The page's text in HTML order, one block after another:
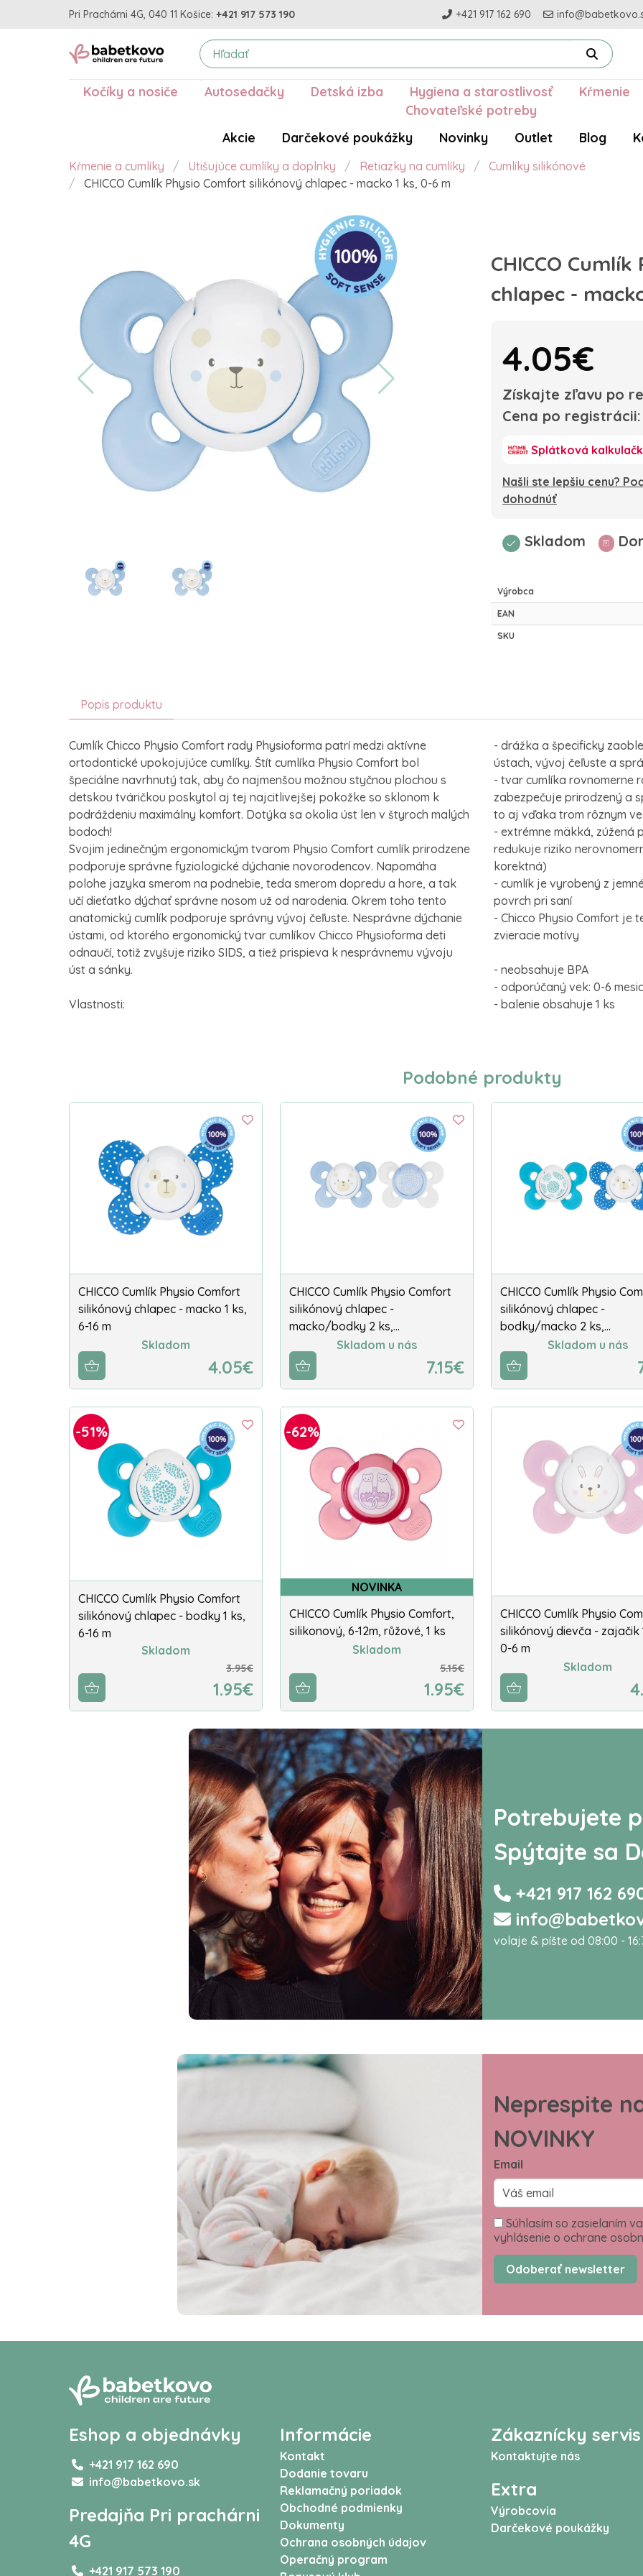
Pri Prachárni 4G, 040 11 Košice: +421 917 573 190 +421 917 162 690
Kočíky a nosiče Autosedačky Detská izba Hygiena a starostlivosť
Kŕmenie
Chovateľské potreby
Akcie
Darčekové poukážky Novinky Outlet Blog
Kŕmenie a cumlíky Utišujúce cumlíky a doplnky Retiazky na cumlíky
Cumlíky silikónové
CHICCO Cumlík Physio Comfort silikónový chlapec - macko 1 ks, 0-6 m
CHICCO
chlapec -
4.05€
Získajte zľavu po
Cena po
Splátková
Našli ste lepšiu cenu?
dohodnúť
Skladom
Výrobca
EAN
SKU
Popis produktu
Cumlík Chicco Physio Comfort rady Physioforma patrí medzi aktívne
ortodontické upokojujúce cumlíky. Štít cumlíka Physio Comfort bol
špeciálne navrhnutý tak, aby čo najmenšou možnou styčnou plochou s
detskou tváričkou poskytol aj tej najcitlivejšej pokožke so sklonom k
podráždeniu maximálny komfort. Dotýka sa okolia úst len v štyroch malých
bodoch!
Svojim jedinečným ergonomickým tvarom Physio Comfort cumlík prirodzene
podporuje správne fyziologické dýchanie novorodencov. Napomáha
polohe jazyka smerom na podnebie, teda smerom dopredu a hore, a tak
učí dieťatko dýchať správne nosom už od narodenia. Okrem toho tento
anatomický cumlík podporuje správny vývoj čeľuste. Nesprávne dýchanie
ústami, od ktorého ergonomický tvar cumlíkov Chicco Physioforma deti
odnaučí, totiž zvyšuje riziko SIDS, a tiež prispieva k nesprávnemu vývoju
úst a sánky.
Vlastnosti:
- drážka a špecificky
ústach, vývoj čeľuste a
- tvar cumlíka rovnomerne
zabezpečuje prirodzený a
to aj vďaka trom rôznym
- extrémne mäkká, zúžená
redukuje riziko
korektná)
- cumlík je vyrobený z
povrch pri saní
- Chicco Physio Comfort je
zvieracie motívy
- neobsahuje BPA
- odporúčaný vek: 0-6
- balenie obsahuje 1 ks
Podobné produkty
CHICCO Cumlík Physio Comfort
silikónový chlapec - macko 1 ks,
6-16 m
Skladom
4.05€
CHICCO Cumlík Physio Comfort
silikónový chlapec -
macko/bodky 2 ks,…
Skladom u nás
7.15€
CHICCO Cumlík Physio
silikónový chlapec -
bodky/macko 2 ks,…
Skladom u nás
-51%
CHICCO Cumlík Physio Comfort
silikónový chlapec - bodky 1 ks,
6-16 m
Skladom
3.95€
1.95€
-62%
NOVINKA
CHICCO Cumlík Physio Comfort,
silikonový, 6-12m, růžové, 1 ks
Skladom
5.15€
1.95€
CHICCO Cumlík Physio
silikónový dievča - zajačik
0-6 m
Skladom
Potrebujete
Spýtajte sa
+421 917 162
volaje & píšte od 08:00 -
Neprespite
NOVINKY
Email
Súhlasím so zasielaním
vyhlásenie o ochrane
Odoberať newsletter
Eshop a objednávky
+421 917 162 690
info@babetkovo.sk
Predajňa Pri prachárni
4G
+421 917 573 190
Informácie
Kontakt
Dodanie tovaru
Reklamačný poriadok
Obchodné podmienky
Dokumenty
Ochrana osobných údajov
Operačný program
Zákaznícky servis
Kontaktujte nás
Extra
Výrobcovia
Darčekové poukážky